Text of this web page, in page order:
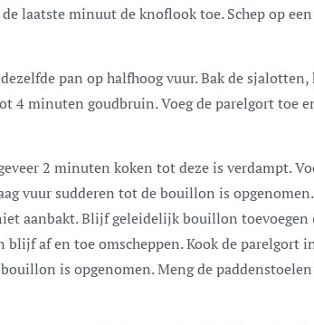
laatste minuut de knoflook toe. Schep op
pan op halfhoog vuur. Bak de sjalotten,
4 minuten goudbruin. Voeg de parelgort toe
2 minuten koken tot deze is verdampt.
vuur sudderen tot de bouillon is opgenomen.
aanbakt. Blijf geleidelijk bouillon toevoegen
af en toe omscheppen. Kook de parelgort
is opgenomen. Meng de